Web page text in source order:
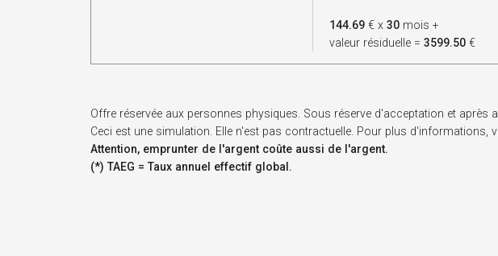
144.69 € x 30 mois +
valeur résiduelle = 3599.50 €
Offre réservée aux personnes physiques. Sous réserve d'acceptation et après
Ceci est une simulation. Elle n'est pas contractuelle. Pour plus
Attention, emprunter de l'argent coûte aussi de l'argent.
(*) TAEG = Taux annuel effectif global.